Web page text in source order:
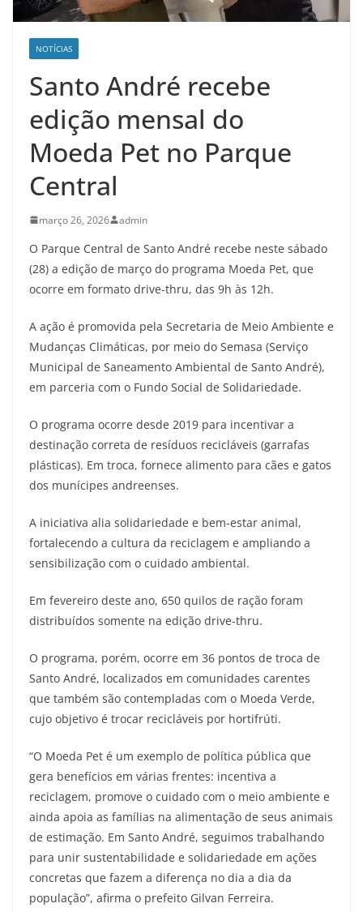
NOTÍCIAS
Santo André recebe
edição mensal do
Moeda Pet no Parque
Central
março 26, 2026 admin
O Parque Central de Santo André recebe neste sábado
(28) a edição de março do programa Moeda Pet, que
ocorre em formato drive-thru, das 9h às 12h.
A ação é promovida pela Secretaria de Meio Ambiente e
Mudanças Climáticas, por meio do Semasa (Serviço
Municipal de Saneamento Ambiental de Santo André),
em parceria com o Fundo Social de Solidariedade.
O programa ocorre desde 2019 para incentivar a
destinação correta de resíduos recicláveis (garrafas
plásticas). Em troca, fornece alimento para cães e gatos
dos munícipes andreenses.
A iniciativa alia solidariedade e bem-estar animal,
fortalecendo a cultura da reciclagem e ampliando a
sensibilização com o cuidado ambiental.
Em fevereiro deste ano, 650 quilos de ração foram
distribuídos somente na edição drive-thru.
O programa, porém, ocorre em 36 pontos de troca de
Santo André, localizados em comunidades carentes
que também são contempladas com o Moeda Verde,
cujo objetivo é trocar recicláveis por hortifrúti.
“O Moeda Pet é um exemplo de política pública que
gera benefícios em várias frentes: incentiva a
reciclagem, promove o cuidado com o meio ambiente e
ainda apoia as famílias na alimentação de seus animais
de estimação. Em Santo André, seguimos trabalhando
para unir sustentabilidade e solidariedade em ações
concretas que fazem a diferença no dia a dia da
população”, afirma o prefeito Gilvan Ferreira.